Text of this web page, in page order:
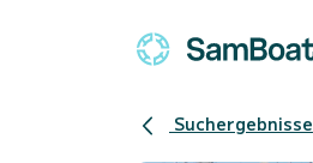
Suchergebnisse